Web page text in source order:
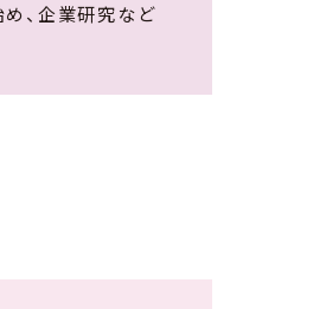
、企業研究など